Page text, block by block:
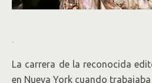
.
La carrera de la reconocida
en Nueva York cuando